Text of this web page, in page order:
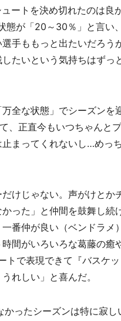
ートを決め切れたのは良
態が「20～30％」と言い
手ももっと出たいだろう
たいという気持ちはずっ
全な状態」でシーズンを
、正直今もいつちゃんと
まってくれないし…めっ
けじゃない。声がけとか
った」と仲間を鼓舞し続
番仲が良い（ベンドラメ
間がいろいろな葛藤の癒
で表現できて『バスケッ
れしい」と喜んだ。
ったシーズンは特に寂